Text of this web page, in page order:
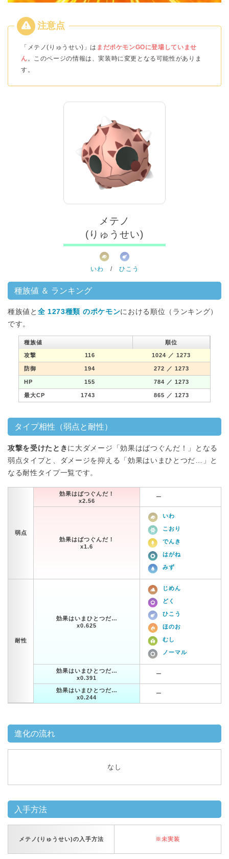
「メテノ(りゅうせい)」は まだポケモンGOに登場していませ
ん。このページの情報は、実装時に変更となる可能性がありま
す。
メテノ
(りゅうせい)
いわ / ひこう
種族値 ＆ ランキング
種族値と 全 1273種類 のポケモンにおける順位（ランキング）
です。
種族値 順位
攻撃 116 1024 ／ 1273
防御 194 272 ／ 1273
HP 155 784 ／ 1273
最大CP 1743 865 ／ 1273
タイプ相性（弱点と耐性）
攻撃を受けたとき に大ダメージ「効果はばつぐんだ！」となる
弱点タイプと、ダメージを抑える「効果はいまひとつだ…」と
なる耐性タイプ一覧です。
弱点
効果はばつぐんだ！
x2.56
ー
効果はばつぐんだ！
x1.6
いわ
こおり
でんき
はがね
みず
耐性
効果はいまひとつだ…
x0.625
じめん
どく
ひこう
ほのお
むし
ノーマル
効果はいまひとつだ…
x0.391
ー
効果はいまひとつだ…
x0.244
ー
進化の流れ
なし
入手方法
メテノ(りゅうせい)の入手方法 ※未実装